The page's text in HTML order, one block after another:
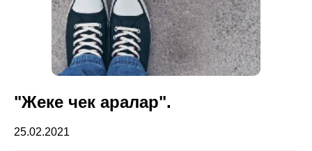
"Жеке чек аралар".
25.02.2021